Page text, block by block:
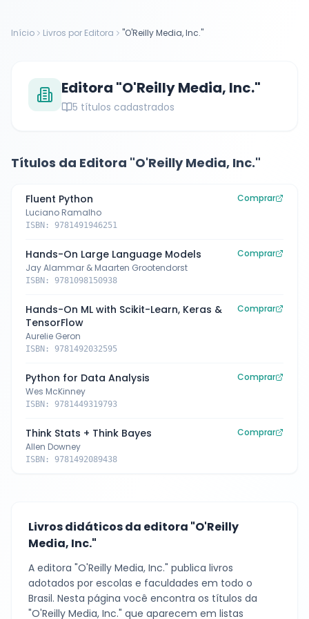
Início Livros por Editora "O'Reilly Media, Inc."
Editora "O'Reilly Media, Inc."
5 títulos cadastrados
Títulos da Editora "O'Reilly Media, Inc."
Fluent Python
Luciano Ramalho
ISBN: 9781491946251
Comprar
Hands-On Large Language Models
Jay Alammar & Maarten Grootendorst
ISBN: 9781098150938
Comprar
Hands-On ML with Scikit-Learn, Keras &
TensorFlow
Aurelie Geron
ISBN: 9781492032595
Comprar
Python for Data Analysis
Wes McKinney
ISBN: 9781449319793
Comprar
Think Stats + Think Bayes
Allen Downey
ISBN: 9781492089438
Comprar
Livros didáticos da editora "O'Reilly
Media, Inc."
A editora "O'Reilly Media, Inc." publica livros
adotados por escolas e faculdades em todo o
Brasil. Nesta página você encontra os títulos da
"O'Reilly Media, Inc." que aparecem em listas